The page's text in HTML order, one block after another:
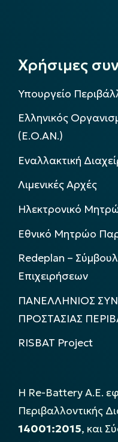
Χρήσιμες
Υπουργείο
Ελληνικός
(Ε.Ο.ΑΝ.)
Εναλλακτική
Λιμενικές Αρχές
Ηλεκτρονικό
Εθνικό Μητρώο
Redeplan –
Επιχειρήσεων
ΠΑΝΕΛΛΗΝΙΟΣ
ΠΡΟΣΤΑΣΙΑΣ
RISBAT Project
Η Re-Battery Α.Ε.
Περιβαλλοντικής
14001:2015, και